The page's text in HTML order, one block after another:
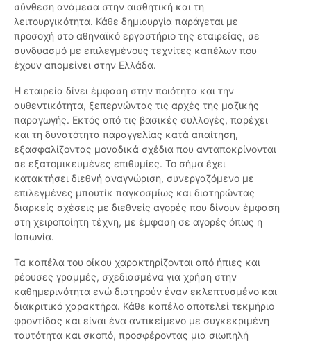
σύνθεση ανάμεσα στην αισθητική και τη
λειτουργικότητα. Κάθε δημιουργία παράγεται με
προσοχή στο αθηναϊκό εργαστήριο της εταιρείας, σε
συνδυασμό με επιλεγμένους τεχνίτες καπέλων που
έχουν απομείνει στην Ελλάδα.
Η εταιρεία δίνει έμφαση στην ποιότητα και την
αυθεντικότητα, ξεπερνώντας τις αρχές της μαζικής
παραγωγής. Εκτός από τις βασικές συλλογές, παρέχει
και τη δυνατότητα παραγγελίας κατά απαίτηση,
εξασφαλίζοντας μοναδικά σχέδια που ανταποκρίνονται
σε εξατομικευμένες επιθυμίες. Το σήμα έχει
κατακτήσει διεθνή αναγνώριση, συνεργαζόμενο με
επιλεγμένες μπουτίκ παγκοσμίως και διατηρώντας
διαρκείς σχέσεις με διεθνείς αγορές που δίνουν έμφαση
στη χειροποίητη τέχνη, με έμφαση σε αγορές όπως η
Ιαπωνία.
Τα καπέλα του οίκου χαρακτηρίζονται από ήπιες και
ρέουσες γραμμές, σχεδιασμένα για χρήση στην
καθημερινότητα ενώ διατηρούν έναν εκλεπτυσμένο και
διακριτικό χαρακτήρα. Κάθε καπέλο αποτελεί τεκμήριο
φροντίδας και είναι ένα αντικείμενο με συγκεκριμένη
ταυτότητα και σκοπό, προσφέροντας μια σιωπηλή